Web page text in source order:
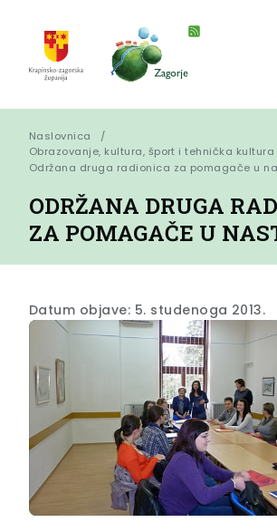
Naslovnica
Obrazovanje, kultura, šport i tehnička kultura
Održana druga radionica za pomagače u
ODRŽANA DRUGA
ZA POMAGAČE U
Datum objave: 5. studenoga 2013.